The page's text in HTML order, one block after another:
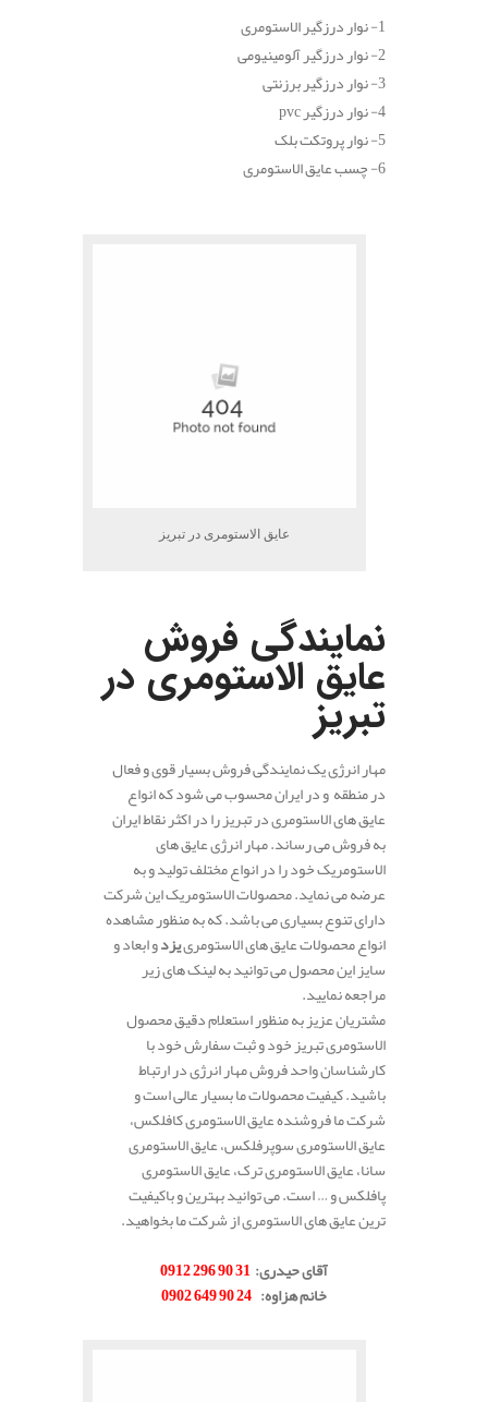
1- نوار درزگیر الاستومری
2- نوار درزگیر آلومینیومی
3- نوار درزگیر برزنتی
4- نوار درزگیر pvc
5- نوار پروتکت بلک
6- چسب عایق الاستومری
عایق الاستومری در تبریز
نمایندگی فروش
عایق الاستومری در
تبریز
مهار انرژی یک نمایندگی فروش بسیار قوی و فعال
در منطقه و در ایران محسوب می شود که انواع
عایق های الاستومری در تبریز را در اکثر نقاط ایران
به فروش می رساند. مهار انرژی عایق های
الاستومریک خود را در انواع مختلف تولید و به
عرضه می نماید. محصولات الاستومریک این شرکت
دارای تنوع بسیاری می باشد. که به منظور مشاهده
انواع محصولات عایق های الاستومرییزدو ابعاد و
سایز این محصول می توانید به لینک های زیر
مراجعه نمایید.
مشتریان عزیز به منظور استعلام دقیق محصول
الاستومری تبریز خود و ثبت سفارش خود با
کارشناسان واحد فروش مهار انرژی در ارتباط
باشید. کیفیت محصولات ما بسیار عالی است و
شرکت ما فروشنده عایق الاستومری کافلکس،
عایق الاستومری سوپرفلکس، عایق الاستومری
سانا، عایق الاستومری ترک، عایق الاستومری
پافلکس و … است. می توانید بهترین و باکیفیت
ترین عایق های الاستومری از شرکت ما بخواهید.
آقای حیدری:
31 90 296 0912
خانم هزاوه:
24 90 649 0902